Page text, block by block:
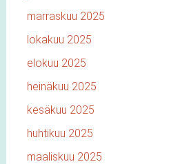
marraskuu 2025
lokakuu 2025
elokuu 2025
heinäkuu 2025
kesäkuu 2025
huhtikuu 2025
maaliskuu 2025